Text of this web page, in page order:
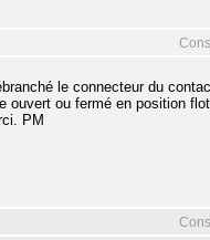
le connecteur du
ou fermé en position
PM